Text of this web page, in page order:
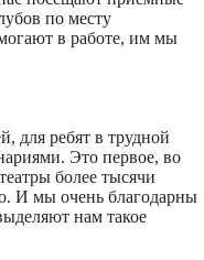
по месту
в работе, им мы
для ребят в трудной
Это первое, во
более тысячи
И мы очень благодарны
нам такое